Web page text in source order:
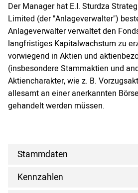
Der Manager hat E.I. Sturdza
Limited (der "Anlageverwalter")
Anlageverwalter verwaltet den
langfristiges Kapitalwachstum zu
vorwiegend in Aktien und
(insbesondere Stammaktien und
Aktiencharakter, wie z. B.
allesamt an einer anerkannten
gehandelt werden müssen.
Stammdaten
Kennzahlen